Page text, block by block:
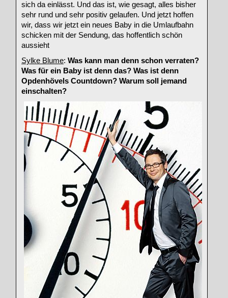
sich da einlässt. Und das ist, wie gesagt, alles bisher
sehr rund und sehr positiv gelaufen. Und jetzt hoffen
wir, dass wir jetzt ein neues Baby in die Umlaufbahn
schicken mit der Sendung, das hoffentlich schön
aussieht
Sylke Blume: Was kann man denn schon verraten?
Was für ein Baby ist denn das? Was ist denn
Opdenhövels Countdown? Warum soll jemand
einschalten?